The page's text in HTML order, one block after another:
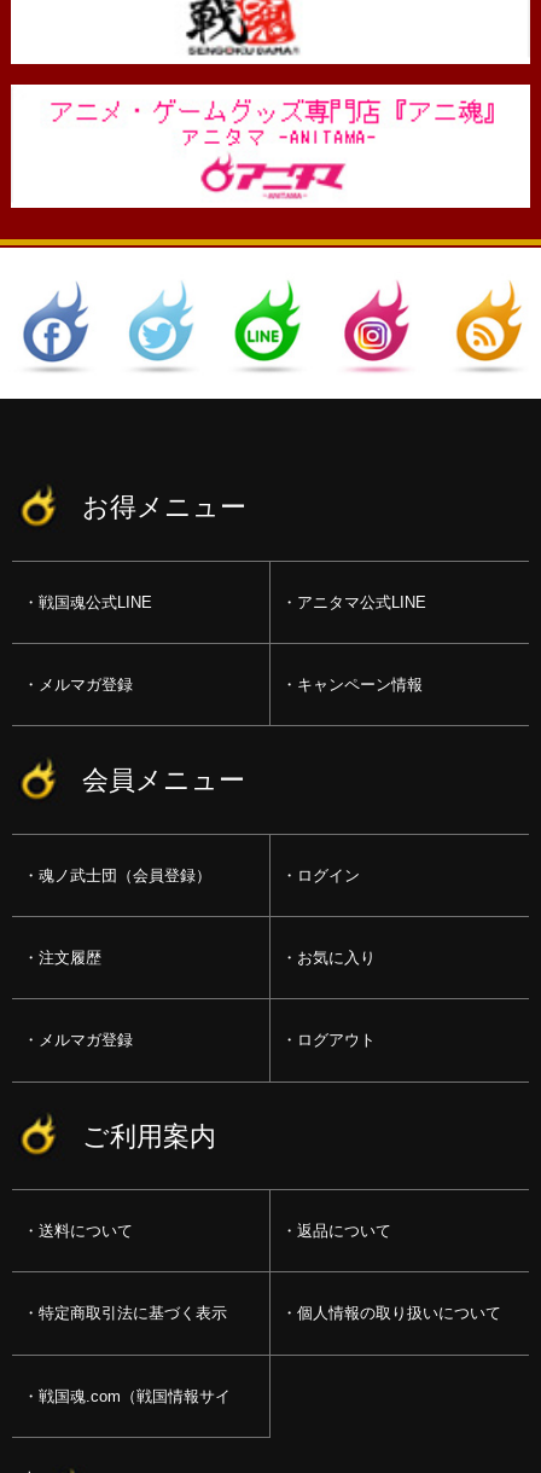
お得メニュー
戦国魂公式LINE アニタマ公式LINE
メルマガ登録 キャンペーン情報
会員メニュー
魂ノ武士団（会員登録） ログイン
注文履歴 お気に入り
メルマガ登録 ログアウト
ご利用案内
送料について 返品について
特定商取引法に基づく表示 個人情報の取り扱いについて
戦国魂.com（戦国情報サイ